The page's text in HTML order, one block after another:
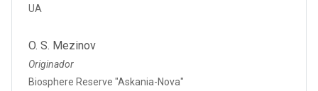
UA
O. S. Mezinov
Originador
Biosphere Reserve "Askania-Nova"